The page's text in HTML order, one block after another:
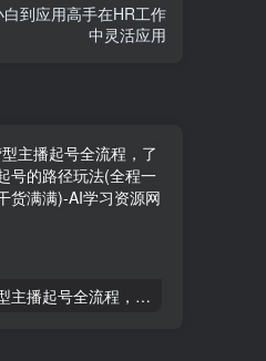
到应用高手在HR工作
中灵活应用
2025运营型主播起号全流程，了解整个直播起号的路径玩法(全程一个半小时，干货满满)